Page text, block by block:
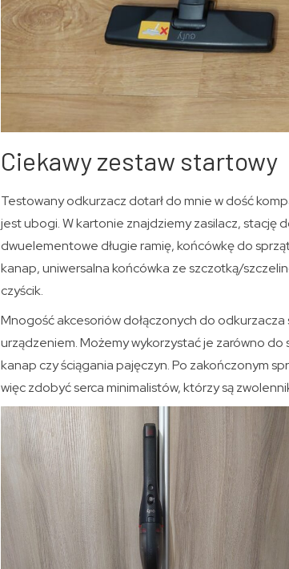
Ciekawy zestaw startowy
Testowany odkurzacz dotarł do mnie w dość
jest ubogi. W kartonie znajdziemy zasilacz, stację
dwuelementowe długie ramię, końcówkę do
kanap, uniwersalna końcówka ze szczotką/
czyścik.
Mnogość akcesoriów dołączonych do
urządzeniem. Możemy wykorzystać je zarówno
kanap czy ściągania pajęczyn. Po zakończonym
więc zdobyć serca minimalistów, którzy są